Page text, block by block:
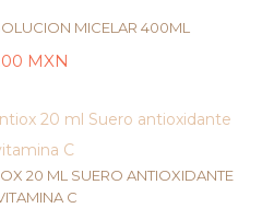
MICELAR 400ML
MXN
20 ML SUERO ANTIOXIDANTE
C